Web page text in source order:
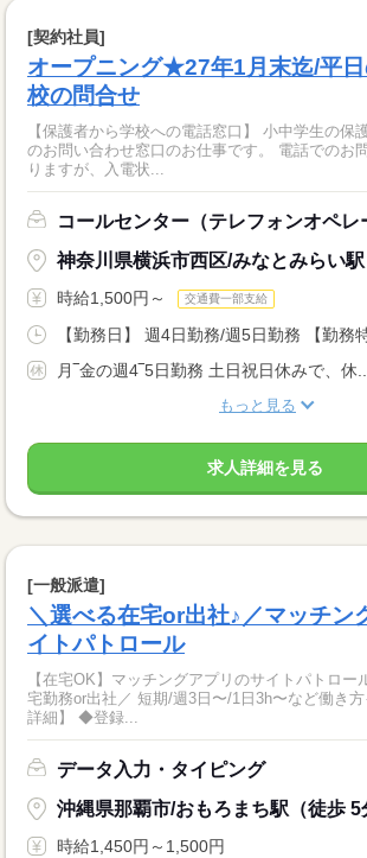
[契約社員]
オープニング★27年1月末迄/平
校の問合せ
【保護者から学校への電話窓口】 小中学生の保護者の方から学校へ
のお問い合わせ窓口のお仕事です。 電話でのお
りますが、入電状...
コールセンター（テレフォンオペレ
神奈川県横浜市西区/みなとみらい駅
時給1,500円～ 交通費一部支給
【勤務日】 週4日勤務/週5日勤務 【勤務
月‾金の週4‾5日勤務 土日祝日休みで、休
もっと見る
求人詳細を見る
[一般派遣]
＼選べる在宅or出社♪／マッチン
イトパトロール
【在宅OK】マッチングアプリのサイトパトロール ＼選べる！
宅勤務or出社／ 短期/週3日〜/1日3h〜など働き方イロイ
詳細】 ◆登録...
データ入力・タイピング
沖縄県那覇市/おもろまち駅（徒歩 5
時給1,450円～1,500円